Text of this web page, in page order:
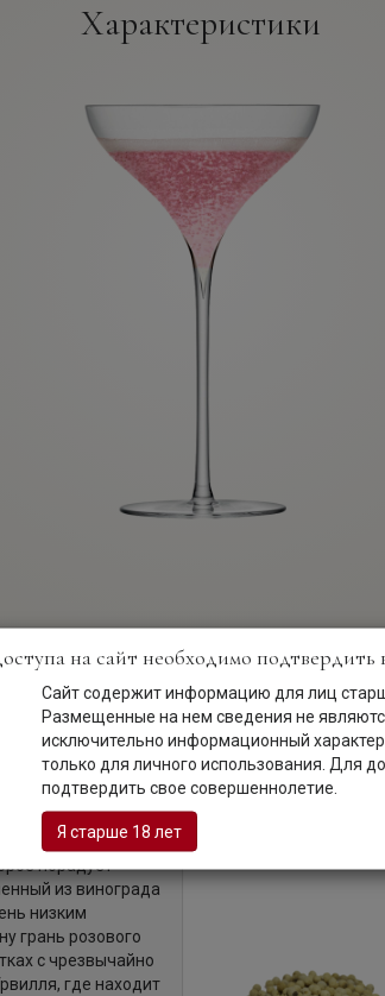
Характеристики
Описание
порадует
из винограда
низким
грань розового
с чрезвычайно
где находит
на сайт необходимо подтвердить
Сайт содержит информацию для лиц
Размещенные на нем сведения не
исключительно информационный
только для личного использования. Для
подтвердить свое совершеннолетие.
Я старше 18 лет